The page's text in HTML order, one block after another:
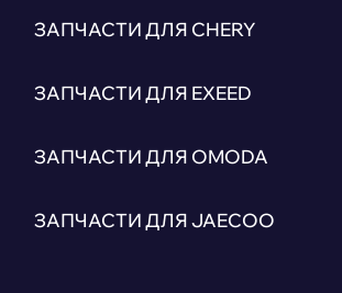
ЗАПЧАСТИ ДЛЯ CHERY
ЗАПЧАСТИ ДЛЯ EXEED
ЗАПЧАСТИ ДЛЯ OMODA
ЗАПЧАСТИ ДЛЯ JAECOO